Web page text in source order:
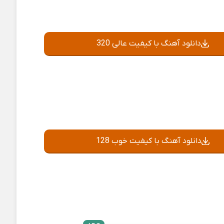
دانلود آهنگ با کیفیت عالی 320
دانلود آهنگ با کیفیت خوب 128